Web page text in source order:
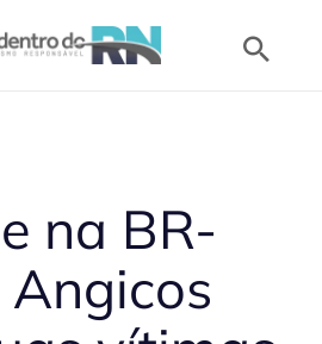
na BR-